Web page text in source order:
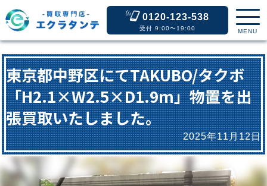
0120-123-538
受付 9:00〜19:00 MENU
東京都中野区にてTAKUBO/タクボ
「H2.1×W2.5×D1.9m」物置を出
張買取いたしました。
2025年11月12日